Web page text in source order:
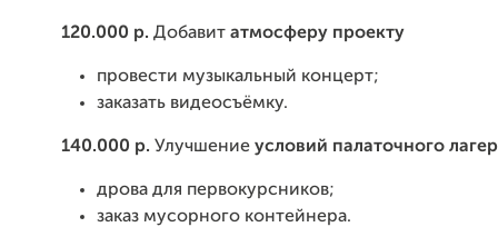
120.000 р. Добавит атмосферу проекту
провести музыкальный концерт;
заказать видеосъёмку.
140.000 р. Улучшение условий палаточного
дрова для первокурсников;
заказ мусорного контейнера.